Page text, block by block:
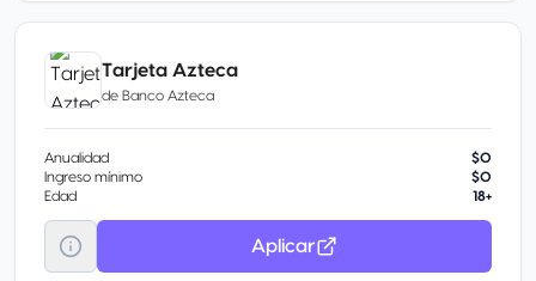
Tarjeta Azteca
de Banco Azteca
Anualidad
$0
Ingreso mínimo
$0
Edad
18+
Aplicar